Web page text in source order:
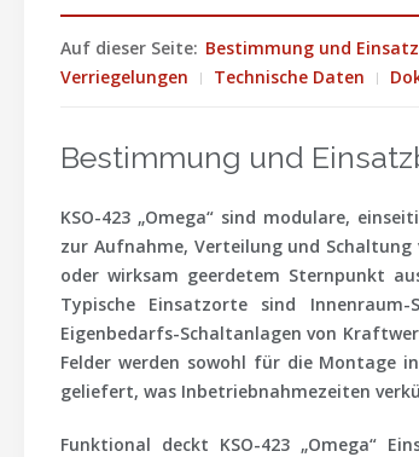
Auf dieser Seite: Bestimmung und
Verriegelungen
Technische Daten
Bestimmung und
KSO-423 „Omega“ sind modulare,
zur Aufnahme, Verteilung und
oder wirksam geerdetem Sternpunkt
Typische Einsatzorte sind Innenraum-
Eigenbedarfs-Schaltanlagen von
Felder werden sowohl für die Montage
geliefert, was Inbetriebnahmezeiten
Funktional deckt KSO-423 „Omega“